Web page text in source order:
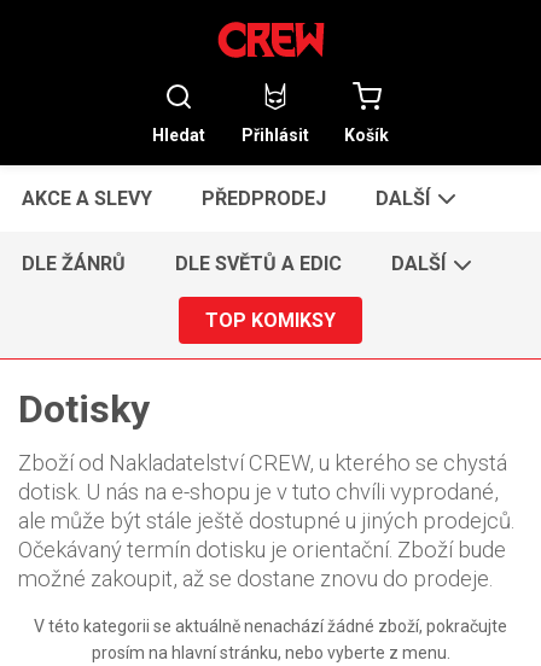
Hledat Přihlásit Košík
AKCE A SLEVY PŘEDPRODEJ DALŠÍ
DLE ŽÁNRŮ DLE SVĚTŮ A EDIC DALŠÍ
TOP KOMIKSY
Dotisky
Zboží od Nakladatelství CREW, u kterého se chystá
dotisk. U nás na e-shopu je v tuto chvíli vyprodané,
ale může být stále ještě dostupné u jiných prodejců.
Očekávaný termín dotisku je orientační. Zboží bude
možné zakoupit, až se dostane znovu do prodeje.
V této kategorii se aktuálně nenachází žádné zboží, pokračujte
prosím na hlavní stránku, nebo vyberte z menu.